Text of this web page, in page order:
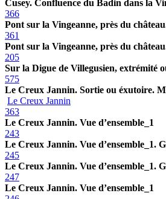
Cusey. Confluence du Badin dans la
366
Pont sur la Vingeanne, près du
361
Pont sur la Vingeanne, près du
205
Sur la Digue de Villegusien, extrémité
575
Le Creux Jannin. Sortie ou éxutoire.
Le Creux Jannin
363
Le Creux Jannin. Vue d’ensemble_1
243
Le Creux Jannin. Vue d’ensemble_1.
245
Le Creux Jannin. Vue d’ensemble_1.
247
Le Creux Jannin. Vue d’ensemble_1